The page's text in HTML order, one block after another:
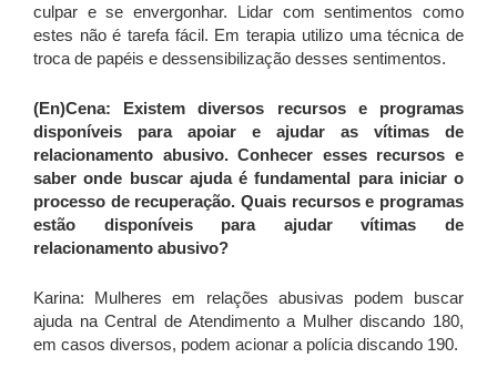
culpar e se envergonhar. Lidar com sentimentos como
estes não é tarefa fácil. Em terapia utilizo uma técnica de
troca de papéis e dessensibilização desses sentimentos.
(En)Cena: Existem diversos recursos e programas
disponíveis para apoiar e ajudar as vítimas de
relacionamento abusivo. Conhecer esses recursos e
saber onde buscar ajuda é fundamental para iniciar o
processo de recuperação. Quais recursos e programas
estão disponíveis para ajudar vítimas de
relacionamento abusivo?
Karina: Mulheres em relações abusivas podem buscar
ajuda na Central de Atendimento a Mulher discando 180,
em casos diversos, podem acionar a polícia discando 190.